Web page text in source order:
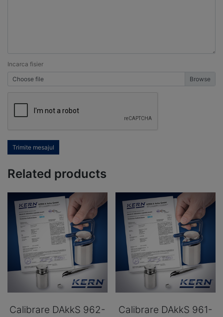
Incarca fisier
Choose file
Trimite mesajul
Related products
Calibrare DAkkS 962-
Calibrare DAkkS 961-